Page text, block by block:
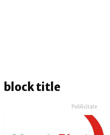
block title
Publicitate